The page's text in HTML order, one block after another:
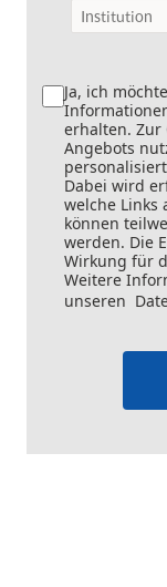
Ja, ich
erhalten. Zur
Angebots
Dabei wird
welche Links
können
werden. Die
Wirkung für
Weitere
unseren